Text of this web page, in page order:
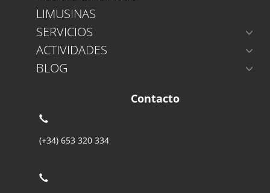
LIMUSINAS
SERVICIOS
ACTIVIDADES
BLOG
Contacto
(+34) 653 320 334